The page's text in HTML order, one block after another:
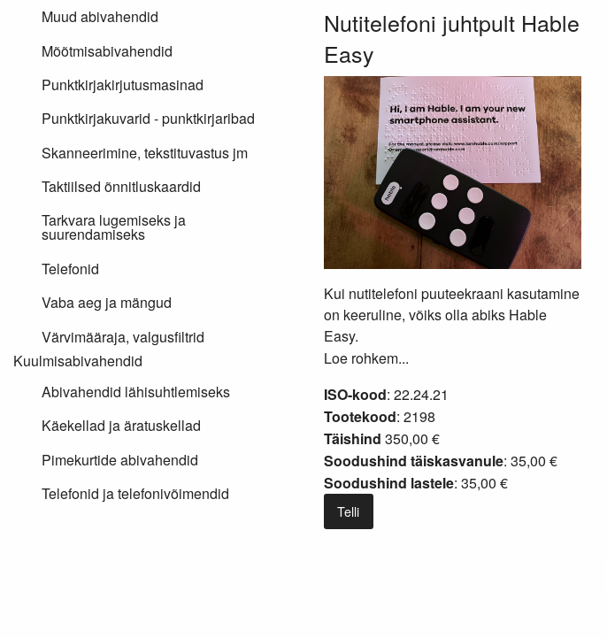
Nutitelefoni juhtpult Hable
Easy
Kui nutitelefoni puuteekraani kasutamine
on keeruline, võiks olla abiks Hable
Easy.
Loe rohkem...
ISO-kood: 22.24.21
Tootekood: 2198
Täishind 350,00 €
Soodushind täiskasvanule: 35,00 €
Soodushind lastele: 35,00 €
Telli
Muud abivahendid
Mõõtmisabivahendid
Punktkirjakirjutusmasinad
Punktkirjakuvarid - punktkirjaribad
Skanneerimine, tekstituvastus jm
Taktiilsed õnnitluskaardid
Tarkvara lugemiseks ja
suurendamiseks
Telefonid
Vaba aeg ja mängud
Värvimääraja, valgusfiltrid
Kuulmisabivahendid
Abivahendid lähisuhtlemiseks
Käekellad ja äratuskellad
Pimekurtide abivahendid
Telefonid ja telefonivõimendid